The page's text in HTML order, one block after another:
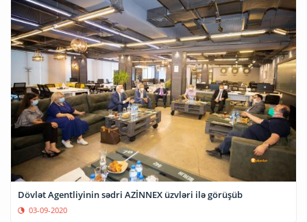
Dövlət Agentliyinin sədri AZİNNEX üzvləri ilə görüşüb
03-09-2020